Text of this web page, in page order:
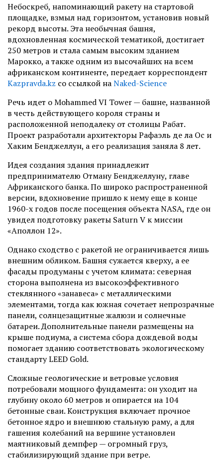
Небоскреб, напоминающий ракету на стартовой
площадке, взмыл над горизонтом, установив новый
рекорд высоты. Эта необычная башня,
вдохновленная космической тематикой, достигает
250 метров и стала самым высоким зданием
Марокко, а также одним из высочайших на всем
африканском континенте, передает корреспондент
Kazpravda.kz со ссылкой наNaked-Science
Речь идет о Mohammed VI Tower — башне, названной
в честь действующего короля страны и
расположенной неподалеку от столицы Рабат.
Проект разработали архитекторы Рафаэль де ла Ос и
Хаким Бенджеллун, а его реализация заняла 8 лет.
Идея создания здания принадлежит
предпринимателю Отману Бенджеллуну, главе
Африканского банка. По широко распространенной
версии, вдохновение пришло к нему еще в конце
1960-х годов после посещения объекта NASA, где он
увидел подготовку ракеты Saturn V к миссии
«Аполлон 12».
Однако сходство с ракетой не ограничивается лишь
внешним обликом. Башня сужается кверху, а ее
фасады продуманы с учетом климата: северная
сторона выполнена из высокоэффективного
стеклянного «занавеса» с металлическими
элементами, тогда как южная сочетает непрозрачные
панели, солнцезащитные жалюзи и солнечные
батареи. Дополнительные панели размещены на
крыше подиума, а система сбора дождевой воды
помогает зданию соответствовать экологическому
стандарту LEED Gold.
Сложные геологические и ветровые условия
потребовали мощного фундамента: он уходит на
глубину около 60 метров и опирается на 104
бетонные сваи. Конструкция включает прочное
бетонное ядро и внешнюю стальную раму, а для
гашения колебаний на вершине установлен
маятниковый демпфер — огромный груз,
стабилизирующий здание при ветре.